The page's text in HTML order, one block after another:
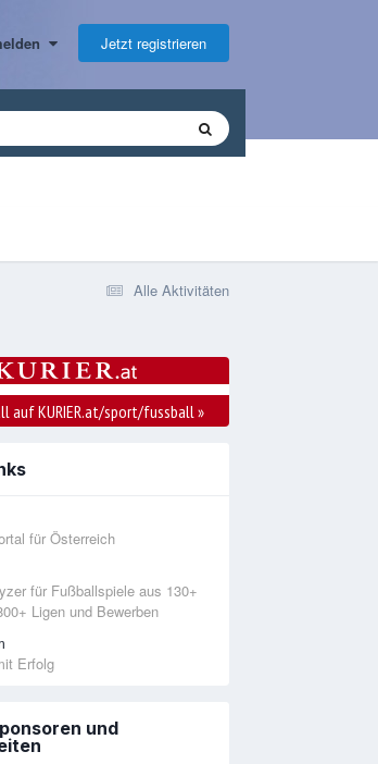
Jetzt registrieren
Alle Aktivitäten
auf KURIER.at/sport/fussball»
für Österreich
für Fußballspiele aus 130+
Ligen und Bewerben
Erfolg
und